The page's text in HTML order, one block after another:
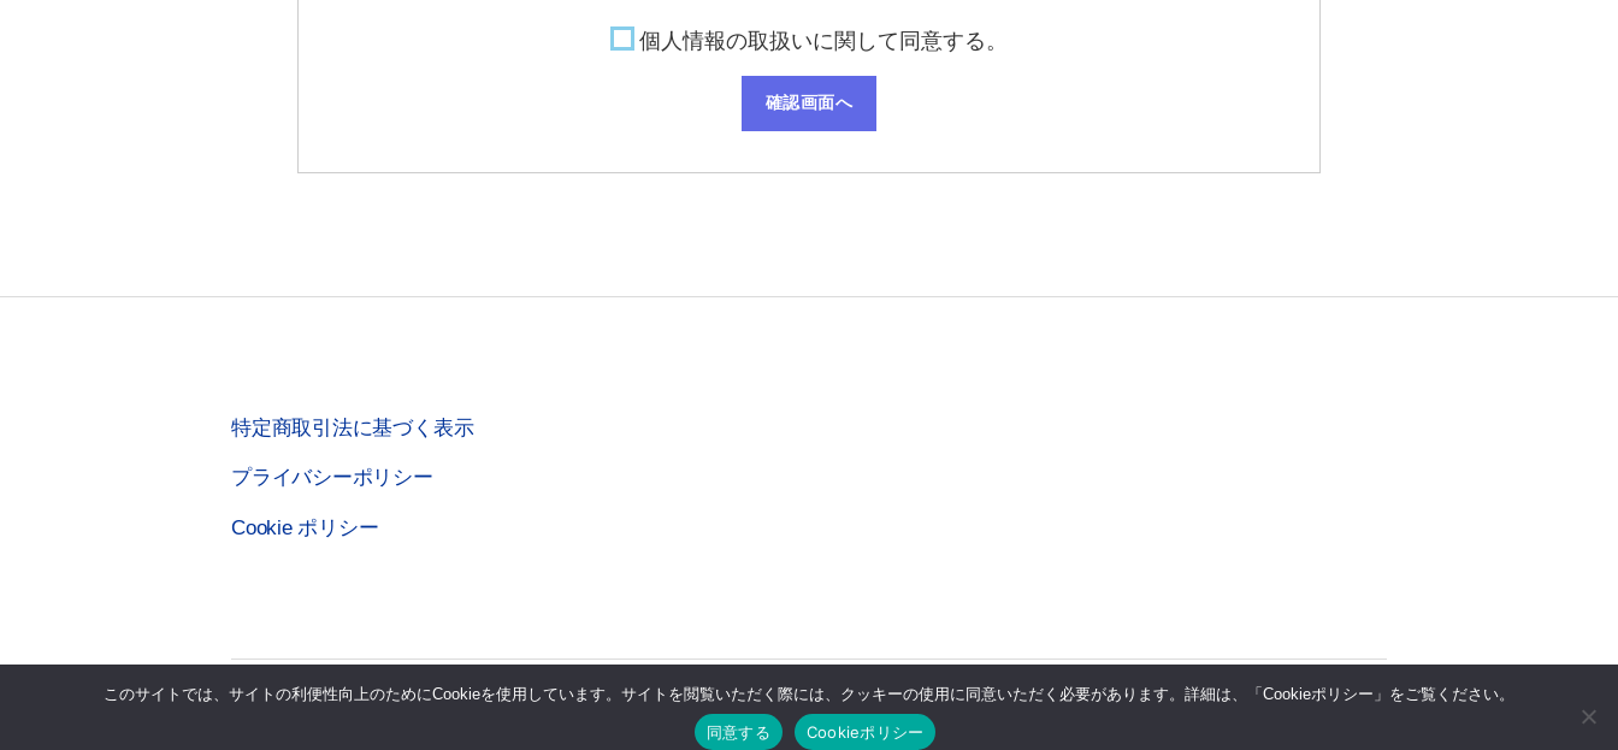
個人情報の取扱いに関して同意する。
特定商取引法に基づく表示
プライバシーポリシー
Cookie ポリシー
このサイトでは、サイトの利便性向上のためにCookieを使用しています。サイトを閲覧いただく際には、クッキーの使用に同意いただく必要があります。詳細は、「Cookieポリシー」をご覧ください。
同意する Cookieポリシー